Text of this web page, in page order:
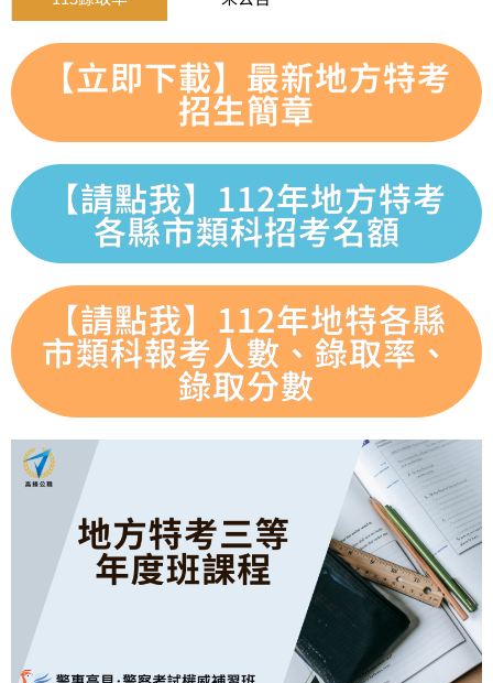
【立即下載】最新地方特考
招生簡章
【請點我】112年地方特考
各縣市類科招考名額
【請點我】112年地特各縣
市類科報考人數、錄取率、
錄取分數